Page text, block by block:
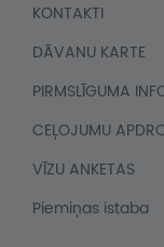
KONTAKTI
DĀVANU KARTE
PIRMSLĪGUMA
CEĻOJUMU
VĪZU ANKETAS
Piemiņas istaba